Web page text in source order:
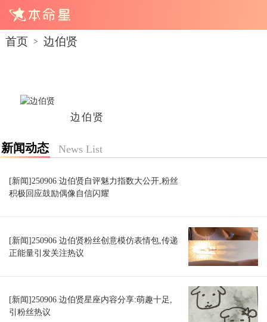
首页 > 边伯贤
边伯贤
新闻动态 News List
[新闻]250906 边伯贤自评魅力指数大公开,粉丝
积极回应鼓励偶像自信闪耀
[新闻]250906 边伯贤粉丝创意模仿表情包,传递
正能量引发关注热议
[新闻]250906 边伯贤星座内容分享:萌趣十足,
引粉丝热议